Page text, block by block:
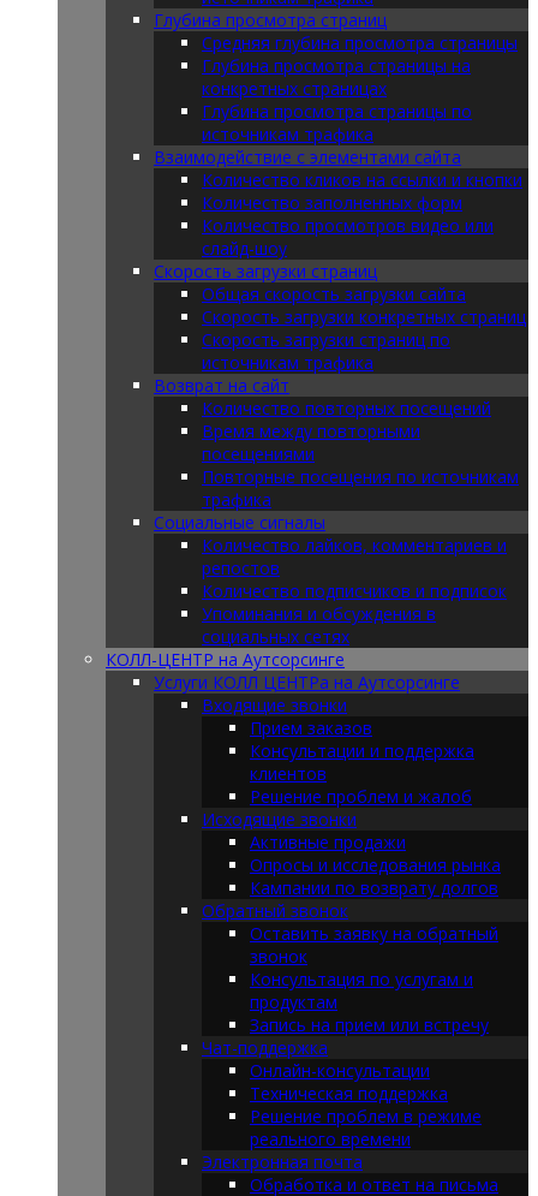
Глубина просмотра страниц
Средняя глубина просмотра страницы
Глубина просмотра страницы на
конкретных страницах
Глубина просмотра страницы по
источникам трафика
Взаимодействие с элементами сайта
Количество кликов на ссылки и кнопки
Количество заполненных форм
Количество просмотров видео или
слайд-шоу
Скорость загрузки страниц
Общая скорость загрузки сайта
Скорость загрузки конкретных страниц
Скорость загрузки страниц по
источникам трафика
Возврат на сайт
Количество повторных посещений
Время между повторными
посещениями
Повторные посещения по источникам
трафика
Социальные сигналы
Количество лайков, комментариев и
репостов
Количество подписчиков и подписок
Упоминания и обсуждения в
социальных сетях
КОЛЛ-ЦЕНТР на Аутсорсинге
Услуги КОЛЛ ЦЕНТРа на Аутсорсинге
Входящие звонки
Прием заказов
Консультации и поддержка
клиентов
Решение проблем и жалоб
Исходящие звонки
Активные продажи
Опросы и исследования рынка
Кампании по возврату долгов
Обратный звонок
Оставить заявку на обратный
звонок
Консультация по услугам и
продуктам
Запись на прием или встречу
Чат-поддержка
Онлайн-консультации
Техническая поддержка
Решение проблем в режиме
реального времени
Электронная почта
Обработка и ответ на письма